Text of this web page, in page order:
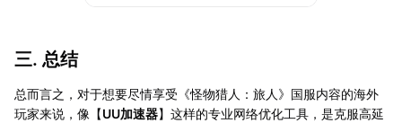
三. 总结
总而言之，对于想要尽情享受《怪物猎人：旅人》国服内容的海外
玩家来说，像【UU加速器】这样的专业网络优化工具，是克服高延